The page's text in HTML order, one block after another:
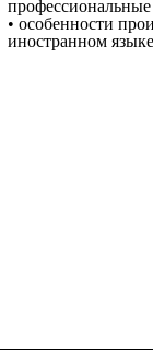
• особенности
иностранном